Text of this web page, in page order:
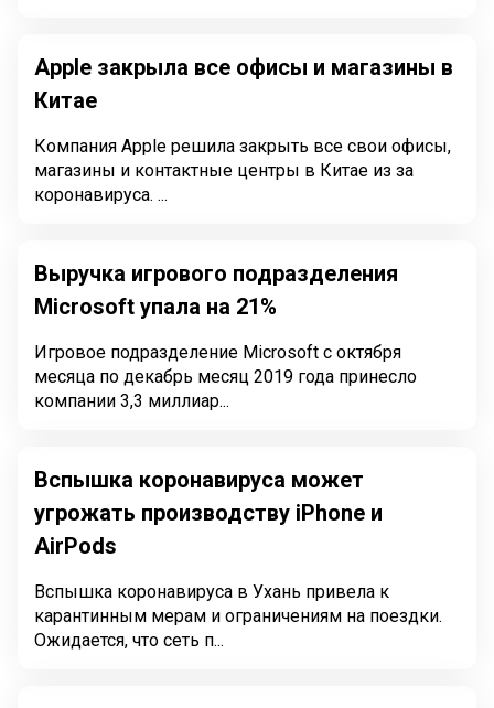
Apple закрыла все офисы и магазины в
Китае
Компания Apple решила закрыть все свои офисы,
магазины и контактные центры в Китае из за
коронавируса. ...
Выручка игрового подразделения
Microsoft упала на 21%
Игровое подразделение Microsoft с октября
месяца по декабрь месяц 2019 года принесло
компании 3,3 миллиар...
Вспышка коронавируса может
угрожать производству iPhone и
AirPods
Вспышка коронавируса в Ухань привела к
карантинным мерам и ограничениям на поездки.
Ожидается, что сеть п...